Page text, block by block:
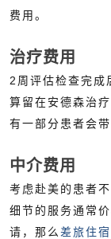
费用。
治疗费用
2周评估检查完成
算留在安德森治
有一部分患者会
中介费用
考虑赴美的患者
细节的服务通常
请，那么差旅住